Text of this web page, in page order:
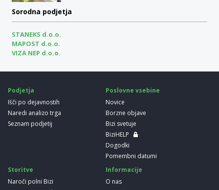
Sorodna podjetja
STANEKS d.o.o.
MAPOST d.o.o.
VIZA NEP d.o.o.
Podjetja
Išči po dejavnostih
Naredi analizo trga
Seznam podjetij
Poslovne vsebine
Novice
Borzne objave
Bizi svetuje
BiziHELP
Dogodki
Pomembni datumi
Storitve
Naroči polni Bizi
Informacije
O nas